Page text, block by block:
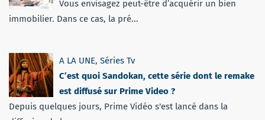
Vous envisagez peut-être d’acquérir un bien
immobilier. Dans ce cas, la pré...
A LA UNE, Séries Tv
C’est quoi Sandokan, cette série dont le remake
est diffusé sur Prime Video ?
Depuis quelques jours, Prime Vidéo s'est lancé dans la